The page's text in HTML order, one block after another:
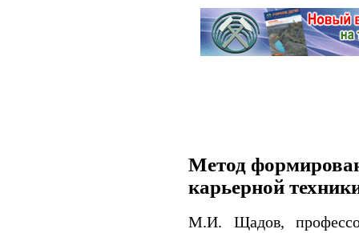
Метод
карьерной
М.И. Щадов,